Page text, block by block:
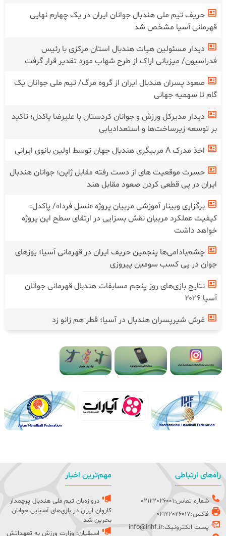
حریف تیم ملی هندبال جوانان ایران در یک چهارم نهایی
قهرمانی آسیا مشخص شد
دیدار مسئولین هیات هندبال استان مرکزی با رئیس
فدراسیون/ میزبانی اراک از طرح شهاب مورد تقدیر قرار گرفت
صعود پسران هندبال ایران از گروه مرگ/ تیم ملی جوانان یک
گام تا سهمیه جهانی
دیدار مدیرکل ورزش و جوانان کردستان با علیرضا پاکدل؛ تاکید
بر توسعه زیرساخت‌ها و استعدادیابی
اخذ مدرک A مربیگری هندبال جهان توسط اولین بانوی ایرانی
حسرت موقعیت های از دست رفته مقابل ژاپن؛ جوانان هندبال
ایران در پی قطعی کردن صعود مقابل هند
برگزاری وبینار آموزشی مربیان پروژه «نسل فردا»/ پاکدل:
کیفیت عملکرد مربیان نقش بسزایی در ارتقای سطح این پروژه
خواهد داشت
چشم‌بادامی‌ها پنجمین حریف ایران در قهرمانی آسیا؛ یوز‌های
جوان در پی کسب سومین پیروزی
نتایج بازی‌های روز پنجم مسابقات هندبال قهرمانی جوانان
آسیا ۲۰۲۶
غرش شیرپسران هندبال در آسیا؛ قطر هم زانو زد
راه‌های ارتباطی
شماره تماس:02122026001
فاکس:02122026017
پست الکترونیک:info@irihf.ir
مهم‌ترین اخبار
دروازه‌بان تیم ملی هندبال پرچمدار
کاروان ایران در بازی‌های آسیایی جوانان
بحرین شد
اسبقیان: وزارت ورزش به تعهداتش